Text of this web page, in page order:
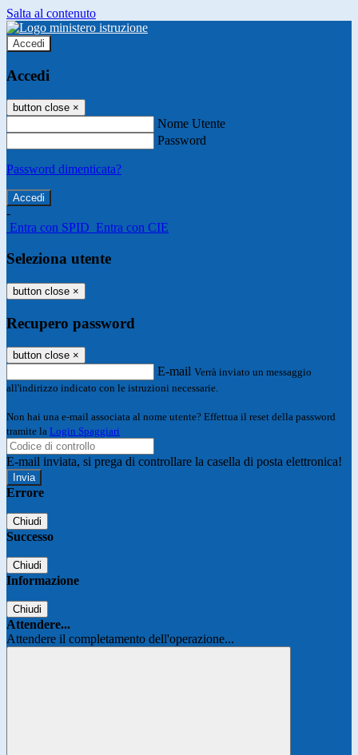
Salta al contenuto
Accedi
Accedi
button close ×
Nome Utente
Password
Password dimenticata?
-
Entra con SPID Entra con CIE
Seleziona utente
button close ×
Recupero password
button close ×
E-mail Verrà inviato un messaggio
all'indirizzo indicato con le istruzioni necessarie.
Non hai una e-mail associata al nome utente? Effettua il reset della password
tramite la Login Spaggiari
E-mail inviata, si prega di controllare la casella di posta elettronica!
Errore
Chiudi
Successo
Chiudi
Informazione
Chiudi
Attendere...
Attendere il completamento dell'operazione...